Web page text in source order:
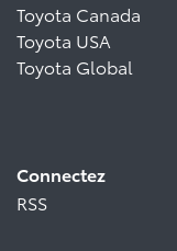
Toyota Canada
Toyota USA
Toyota Global
Connectez
RSS